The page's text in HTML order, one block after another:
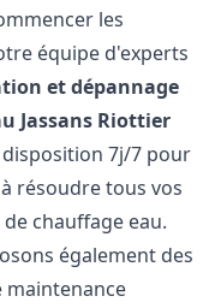
les
équipe d'experts
et dépannage
Jassans Riottier
7j/7 pour
résoudre tous vos
chauffage eau.
également des
maintenance